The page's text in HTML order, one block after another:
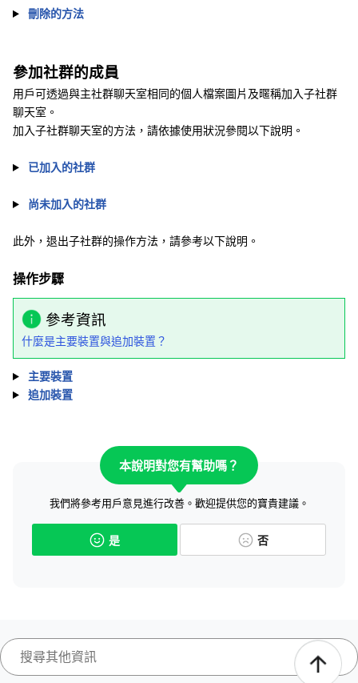
刪除的方法
參加社群的成員
用戶可透過與主社群聊天室相同的個人檔案圖片及暱稱加入子社群
聊天室。
加入子社群聊天室的方法，請依據使用狀況參閱以下說明。
已加入的社群
尚未加入的社群
此外，退出子社群的操作方法，請參考以下說明。
操作步驟
參考資訊
什麼是主要裝置與追加裝置？
主要裝置
追加裝置
本說明對您有幫助嗎？
我們將參考用戶意見進行改善。歡迎提供您的寶貴建議。
是 否